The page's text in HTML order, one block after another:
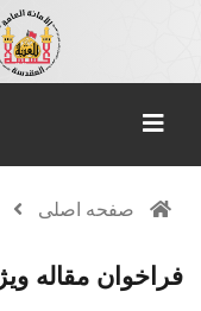
صفحه اصلی
فراخوان مقاله